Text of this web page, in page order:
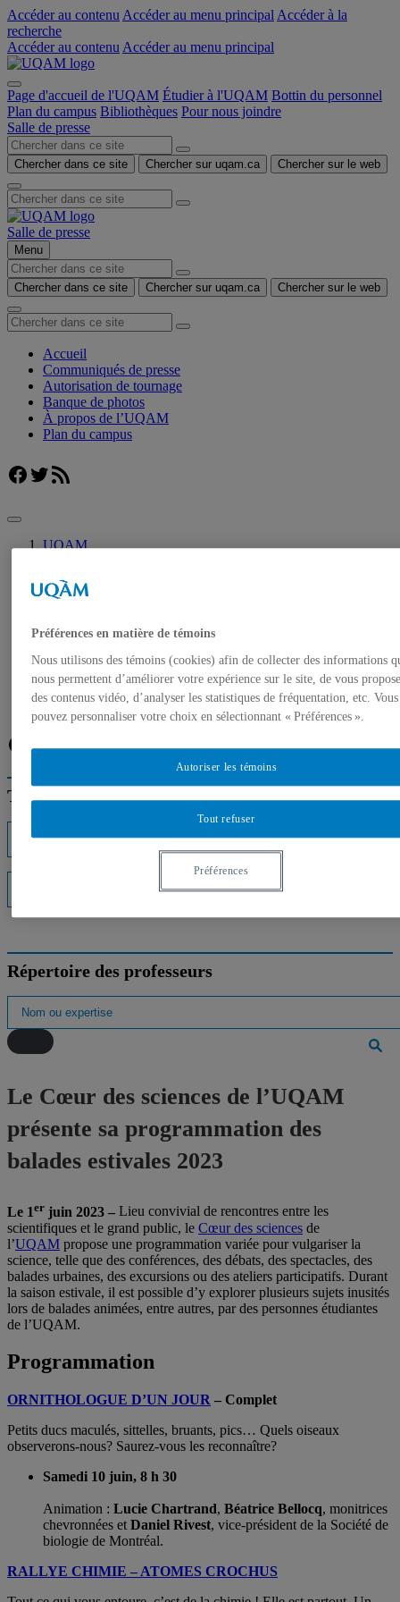
Accéder au contenu Accéder au menu principal Accéder à la
recherche
Accéder au contenu Accéder au menu principal
Page d'accueil de l'UQAM Étudier à l'UQAM Bottin du personnel
Plan du campus Bibliothèques Pour nous joindre
Salle de presse
Chercher dans ce site Chercher sur uqam.ca Chercher sur le web
Salle de presse
Menu
Chercher dans ce site Chercher sur uqam.ca Chercher sur le web
Accueil
Communiqués de presse
Autorisation de tournage
Banque de photos
À propos de l’UQAM
Plan du campus
Facebook
Twitter
Flux RSS
UQAM
Le Cœur des sciences de l’UQAM présente sa
programmation des balades estivales 2023
Communiqués de presse
Autorisation de tournage
Banque de photos
À propos de l’UQAM
Plan du campus
Facebook
Twitter
Flux RSS
Trouver un expert
Listes d'experts
Interventions médiatiques
Répertoire des professeurs
Le Cœur des sciences de l’UQAM
présente sa programmation des
balades estivales 2023
Le 1er juin 2023 – Lieu convivial de rencontres entre les
scientifiques et le grand public, le Cœur des sciences de
l’UQAM propose une programmation variée pour vulgariser la
science, telle que des conférences, des débats, des spectacles, des
balades urbaines, des excursions ou des ateliers participatifs. Durant
la saison estivale, il est possible d’y explorer plusieurs sujets inusités
lors de balades animées, entre autres, par des personnes étudiantes
de l’UQAM.
Programmation
ORNITHOLOGUE D’UN JOUR – Complet
Petits ducs maculés, sittelles, bruants, pics… Quels oiseaux
observerons-nous? Saurez-vous les reconnaître?
Samedi 10 juin, 8 h 30
Animation : Lucie Chartrand, Béatrice Bellocq, monitrices
chevronnées et Daniel Rivest, vice-président de la Société de
biologie de Montréal.
RALLYE CHIMIE – ATOMES CROCHUS
Préférences en matière de témoins
Nous utilisons des témoins (cookies) afin de collecter des informations
nous permettent d’améliorer votre expérience sur le site, de vous
des contenus vidéo, d’analyser les statistiques de fréquentation, etc. Vous
pouvez personnaliser votre choix en sélectionnant « Préférences ».
Tout refuser
Autoriser les témoins
Préférences